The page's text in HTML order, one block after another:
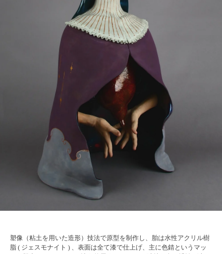
塑像（粘土を用いた造形）技法で原型を制作し、胎は水性アクリル樹
脂 ( ジェスモナイト ) 、表面は全て漆で仕上げ、主に色錆というマッ